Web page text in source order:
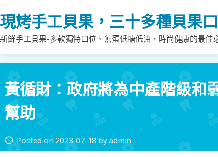
to
content
現烤手工貝果，三十多種貝果
新鮮手工貝果-多款獨特口位、無蛋低糖低油，時尚健康的最
黃循財：政府將為中產階級和
幫助
access_time Posted on 2023-07-18 byadmin